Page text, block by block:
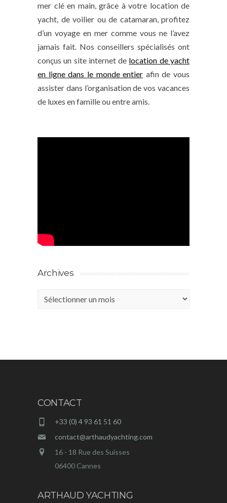
mer clé en main, grâce à votre location de
yacht, de voilier ou de catamaran, profitez
d’un voyage en mer comme vous ne l’avez
jamais fait. Nos conseillers spécialisés ont
conçus un site internet de location de yacht
en ligne dans le monde entier afin de vous
assister dans l’organisation de vos vacances
de luxes en famille ou entre amis.
Archives
Archives
CONTACT
+33 (0) 4 93 61 51 60
contact@arthaudyachting.com
16 - 18 Rue des Suisses
06400 Cannes
ARTHAUD YACHTING